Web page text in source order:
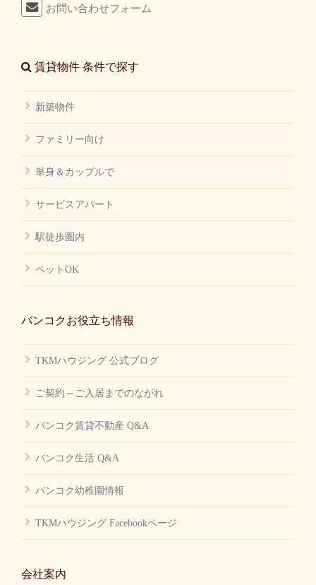
お問い合わせフォーム
賃貸物件 条件で探す
新築物件
ファミリー向け
単身＆カップルで
サービスアパート
駅徒歩圏内
ペットOK
バンコクお役立ち情報
TKMハウジング 公式ブログ
ご契約～ご入居までのながれ
バンコク賃貸不動産 Q&A
バンコク生活 Q&A
バンコク幼稚園情報
TKMハウジング Facebookページ
会社案内